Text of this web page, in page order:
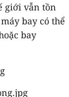
giới vẫn tồn
bay có thể
bay